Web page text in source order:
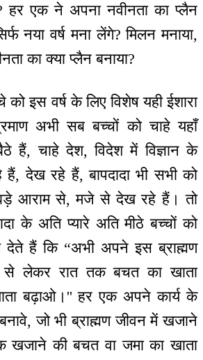
हर एक ने अपना नवीनता का प्लैन
नया वर्ष मना लेंगे? मिलन मनाया,
का क्या प्लैन बनाया?
को इस वर्ष के लिए विशेष यही ईशारा
अभी सब बच्चों को चाहे यहाँ
हैं, चाहे देश, विदेश में विज्ञान के
हैं, देख रहे हैं, बापदादा भी सभी को
आराम से, मजे से देख रहे हैं। तो
के अति प्यारे अति मीठे बच्चों को
देते हैं कि “अभी अपने इस ब्राह्मण
लेकर रात तक बचत का खाता
बढ़ाओ।'' हर एक अपने कार्य के
जो भी ब्राह्मण जीवन में खजाने
खजाने की बचत वा जमा का खाता